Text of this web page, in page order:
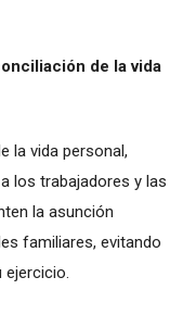
de la vida
la vida personal,
los trabajadores y las
la asunción
familiares, evitando